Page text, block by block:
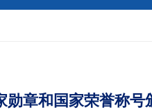
勋章和国家荣誉称